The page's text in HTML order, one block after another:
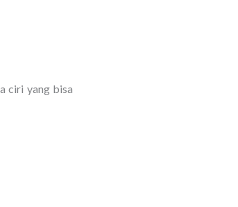
ciri yang bisa